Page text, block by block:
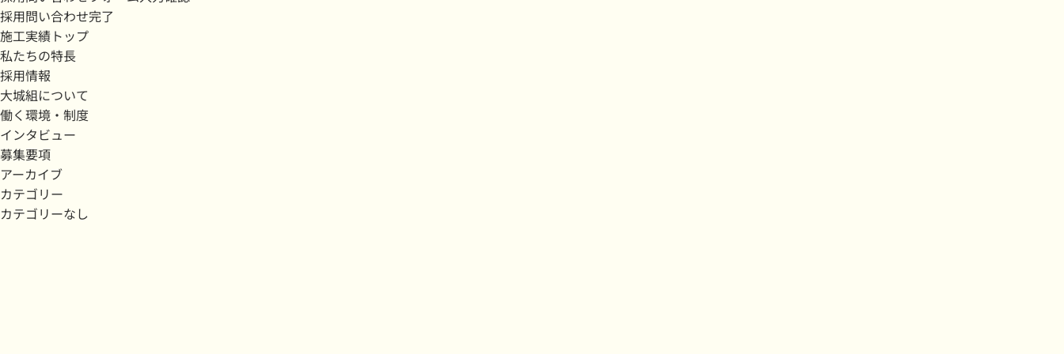
採用問い合わせ完了
施工実績トップ
私たちの特長
採用情報
大城組について
働く環境・制度
インタビュー
募集要項
アーカイブ
カテゴリー
カテゴリーなし